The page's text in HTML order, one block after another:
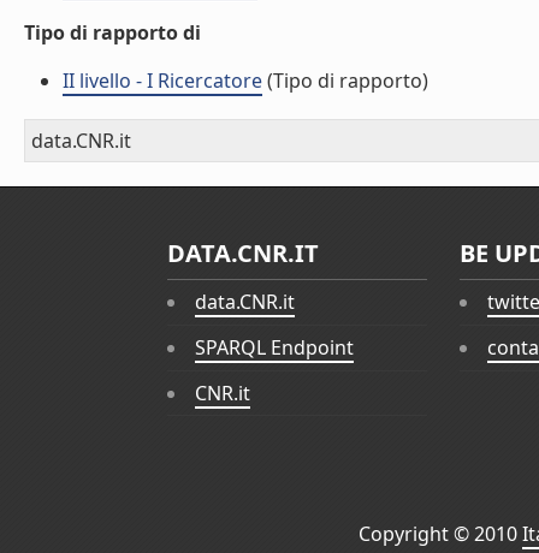
Tipo di rapporto di
II livello - I Ricercatore(Tipo di rapporto)
data.CNR.it
DATA.CNR.IT
data.CNR.it
SPARQL Endpoint
CNR.it
BE
Copyright © 2010